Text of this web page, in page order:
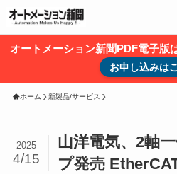
オートメーション新聞PDF電子版
お申し込みは
ホーム 新製品/サービス
山洋電気、2軸
プ発売
2025
4/15